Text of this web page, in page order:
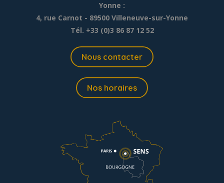
Yonne :
4, rue Carnot - 89500 Villeneuve-sur-Yonne
Tél. +33 (0)3 86 87 12 52
Nous contacter
Nos horaires